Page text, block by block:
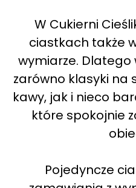
W Cukierni
ciastkach także
wymiarze. Dlatego
zarówno klasyki na
kawy, jak i nieco
które spokojnie
Pojedyncze